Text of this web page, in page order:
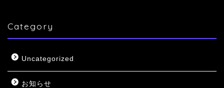
Category
Uncategorized
お知らせ